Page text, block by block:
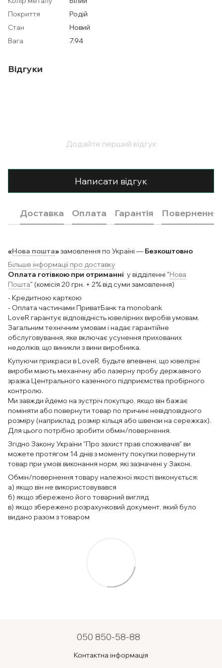
Покриття
Родій
Стан
Новий
Вага
7.94
Відгуки
Додайте перший відгук
Написати відгук
Доставка Оплата Гарантія Повернення
«Нова пошта»замовлення по Україні — Безкоштовно
Більше інформації про доставку
Оплата готівкою при отриманні у відділенні "Нова
Пошта" (комісія 20 грн. + 2% від суми замовлення)
- Кредитною карткою
- Оплата частинами ПриватБанк та monobank
LoveR гарантує відповідність ювелірних виробів умовам.
Загальним технічним умовам і надає гарантійне
обслуговування, яке включає усунення прихованих
недоліків, що виникли з вини виробника.
Купуючи прикраси в LoveR, будьте впевнені, що ювелірні
вироби мають механічну або лазерну пробу державного
зразка Центрального казенного підприємства пробірного
контролю.
Ми завжди йдемо на зустріч покупцю, якщо він бажає
поміняти або повернути товар по причині невідповідного
розміру (наприклад, розмір кільця або швензи на сережках).
Для цього потрібно зробити обмін/повернення.
Згідно Закону України "Про захист прав споживачів" ви
можете протягом 14 днів з моменту покупки повернути
товар при умові виконання норм, які зазначені у Законі.
Обмін/повернення товару належної якості виконується:
а) якщо він не використовувався
б) якщо збережено його товарний вигляд
в) якщо збережено розрахунковий документ, який було
видано разом з товаром
050 850-58-88
Контактна інформація